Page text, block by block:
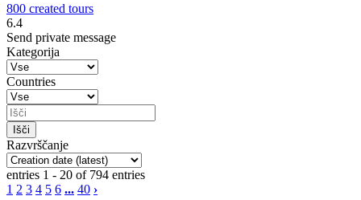
800 created tours
6.4
Send private message
Kategorija
Countries
Razvrščanje
entries 1 - 20 of 794 entries
1 2 3 4 5 6 ... 40 ›